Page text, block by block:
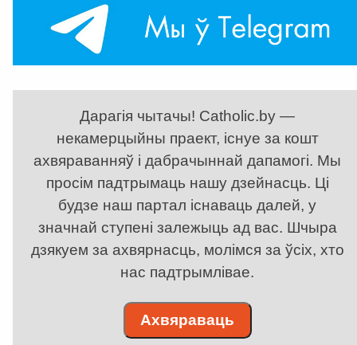
Дарагія чытачы! Catholic.by —
некамерцыйны праект, існуе за кошт
ахвяраванняў і дабрачыннай дапамогі. Мы
просім падтрымаць нашу дзейнасць. Ці
будзе наш партал існаваць далей, у
значнай ступені залежыць ад вас. Шчыра
дзякуем за ахвярнасць, молімся за ўсіх, хто
нас падтрымлівае.
Ахвяраваць